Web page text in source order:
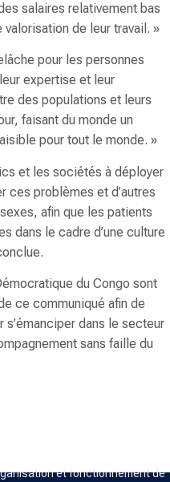
salaires relativement bas
de leur travail. »
pour les personnes
expertise et leur
des populations et leurs
faisant du monde un
pour tout le monde. »
et les sociétés à déployer
ces problèmes et d’autres
afin que les patients
dans le cadre d’une culture
du Congo sont
ce communiqué afin de
s’émanciper dans le secteur
sans faille du
et fonctionnement de